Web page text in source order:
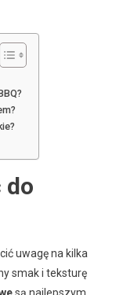
do
uwagę na kilka
smak i teksturę
są najlepszym